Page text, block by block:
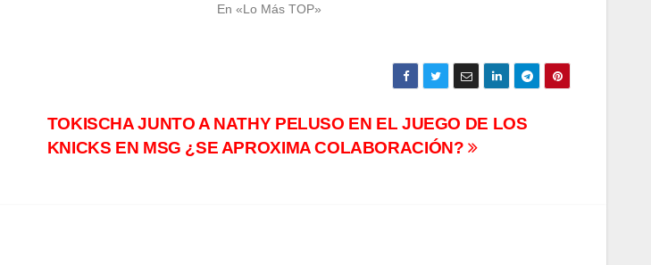
En «Lo Más TOP»
TOKISCHA JUNTO A NATHY PELUSO EN EL JUEGO DE LOS
KNICKS EN MSG ¿SE APROXIMA COLABORACIÓN?